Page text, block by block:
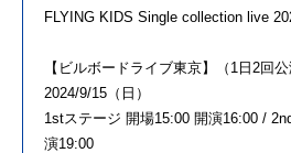
FLYING KIDS Single collection live
【ビルボードライブ東京】（1日2回公
2024/9/15（日）
1stステージ 開場15:00 開演16:00 /
演19:00